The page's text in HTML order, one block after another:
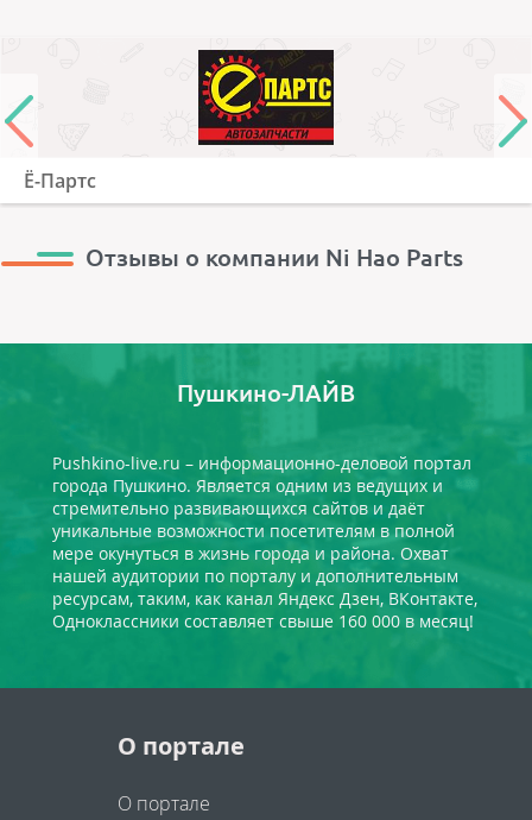
Ё-Партс
Отзывы о компании Ni Hao Parts
Пушкино-ЛАЙВ
Pushkino-live.ru – информационно-деловой портал
города Пушкино. Является одним из ведущих и
стремительно развивающихся сайтов и даёт
уникальные возможности посетителям в полной
мере окунуться в жизнь города и района. Охват
нашей аудитории по порталу и дополнительным
ресурсам, таким, как канал Яндекс Дзен, ВКонтакте,
Одноклассники составляет свыше 160 000 в месяц!
О портале
О портале